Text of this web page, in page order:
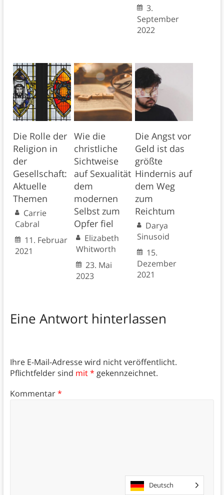
3.
September
2022
Die Rolle der
Religion in
der
Gesellschaft:
Aktuelle
Themen
Carrie
Cabral
11. Februar
2021
Wie die
christliche
Sichtweise
auf Sexualität
dem
modernen
Selbst zum
Opfer fiel
Elizabeth
Whitworth
23. Mai
2023
Die Angst vor
Geld ist das
größte
Hindernis auf
dem Weg
zum
Reichtum
Darya
Sinusoid
15.
Dezember
2021
Eine Antwort hinterlassen
Ihre E-Mail-Adresse wird nicht veröffentlicht.
Pflichtfelder sind mit * gekennzeichnet.
Kommentar*
Deutsch